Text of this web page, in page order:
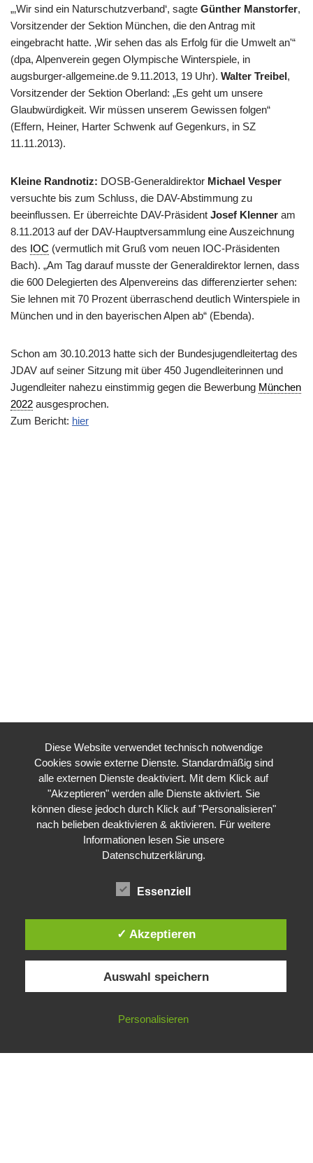
„‚Wir sind ein Naturschutzverband‘, sagte Günther Manstorfer,
Vorsitzender der Sektion München, die den Antrag mit
eingebracht hatte. ‚Wir sehen das als Erfolg für die Umwelt an'“
(dpa, Alpenverein gegen Olympische Winterspiele, in
augsburger-allgemeine.de 9.11.2013, 19 Uhr). Walter Treibel,
Vorsitzender der Sektion Oberland: „Es geht um unsere
Glaubwürdigkeit. Wir müssen unserem Gewissen folgen“
(Effern, Heiner, Harter Schwenk auf Gegenkurs, in SZ
11.11.2013).
Kleine Randnotiz: DOSB-Generaldirektor Michael Vesper
versuchte bis zum Schluss, die DAV-Abstimmung zu
beeinflussen. Er überreichte DAV-Präsident Josef Klenner am
8.11.2013 auf der DAV-Hauptversammlung eine Auszeichnung
des IOC (vermutlich mit Gruß vom neuen IOC-Präsidenten
Bach). „Am Tag darauf musste der Generaldirektor lernen, dass
die 600 Delegierten des Alpenvereins das differenzierter sehen:
Sie lehnen mit 70 Prozent überraschend deutlich Winterspiele in
München und in den bayerischen Alpen ab“ (Ebenda).
Schon am 30.10.2013 hatte sich der Bundesjugendleitertag des
JDAV auf seiner Sitzung mit über 450 Jugendleiterinnen und
Jugendleiter nahezu einstimmig gegen die Bewerbung München
2022 ausgesprochen.
Zum Bericht: hier
Impressum Datenschutzerklärung
Gesellschaft für ökologische Forschung e.V.
Diese Website verwendet technisch notwendige
Cookies sowie externe Dienste. Standardmäßig sind
alle externen Dienste deaktiviert. Mit dem Klick auf
"Akzeptieren" werden alle Dienste aktiviert. Sie
können diese jedoch durch Klick auf "Personalisieren"
nach belieben deaktivieren & aktivieren. Für weitere
Informationen lesen Sie unsere
Datenschutzerklärung.
Essenziell
✓ Akzeptieren
Auswahl speichern
Personalisieren